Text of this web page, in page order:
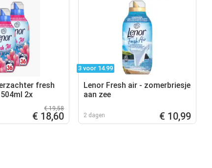
fresh
2x
€ 19,58
€ 18,60
3 voor 14.99
Lenor Fresh air - zomerbriesje
aan zee
2 dagen € 10,99